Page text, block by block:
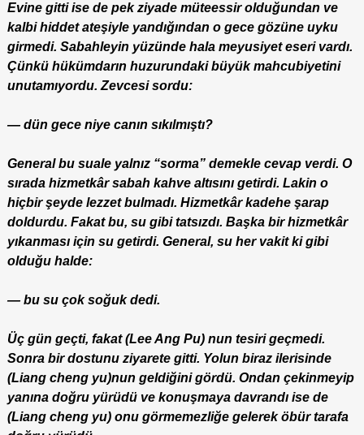
Evine gitti ise de pek ziyade müteessir olduğundan ve
kalbi hiddet ateşiyle yandığından o gece gözüne uyku
girmedi. Sabahleyin yüzünde hala meyusiyet eseri vardı.
Çünkü hükümdarın huzurundaki büyük mahcubiyetini
unutamıyordu. Zevcesi sordu:
— dün gece niye canın sıkılmıştı?
General bu suale yalnız “sorma” demekle cevap verdi. O
sırada hizmetkâr sabah kahve altısını getirdi. Lakin o
hiçbir şeyde lezzet bulmadı. Hizmetkâr kadehe şarap
doldurdu. Fakat bu, su gibi tatsızdı. Başka bir hizmetkâr
yıkanması için su getirdi. General, su her vakit ki gibi
olduğu halde:
— bu su çok soğuk dedi.
Üç gün geçti, fakat (Lee Ang Pu) nun tesiri geçmedi.
Sonra bir dostunu ziyarete gitti. Yolun biraz ilerisinde
(Liang cheng yu)nun geldiğini gördü. Ondan çekinmeyip
yanına doğru yürüdü ve konuşmaya davrandı ise de
(Liang cheng yu) onu görmemezliğe gelerek öbür tarafa